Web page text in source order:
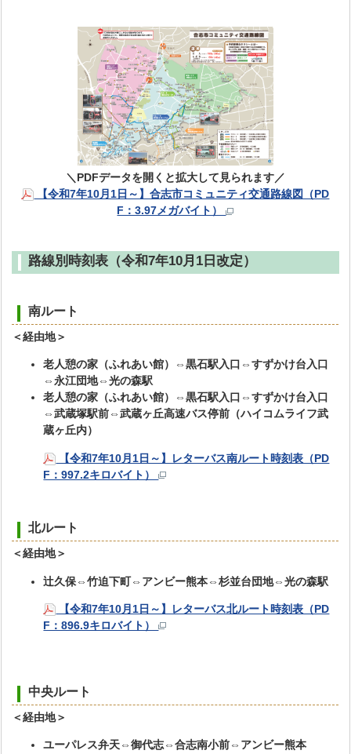
＼PDFデータを開くと拡大して見られます／
【令和7年10月1日～】合志市コミュニティ交通路線図（PD
F：3.97メガバイト）
路線別時刻表（令和7年10月1日改定）
南ルート
＜経由地＞
老人憩の家（ふれあい館）⇔黒石駅入口⇔すずかけ台入口
⇔永江団地⇔光の森駅
老人憩の家（ふれあい館）⇔黒石駅入口⇔すずかけ台入口
⇔武蔵塚駅前⇔武蔵ヶ丘高速バス停前（ハイコムライフ武
蔵ヶ丘内）
【令和7年10月1日～】レターバス南ルート時刻表（PD
F：997.2キロバイト）
北ルート
＜経由地＞
辻久保⇔竹迫下町⇔アンビー熊本⇔杉並台団地⇔光の森駅
【令和7年10月1日～】レターバス北ルート時刻表（PD
F：896.9キロバイト）
中央ルート
＜経由地＞
ユーパレス弁天⇔御代志⇔合志南小前⇔アンビー熊本